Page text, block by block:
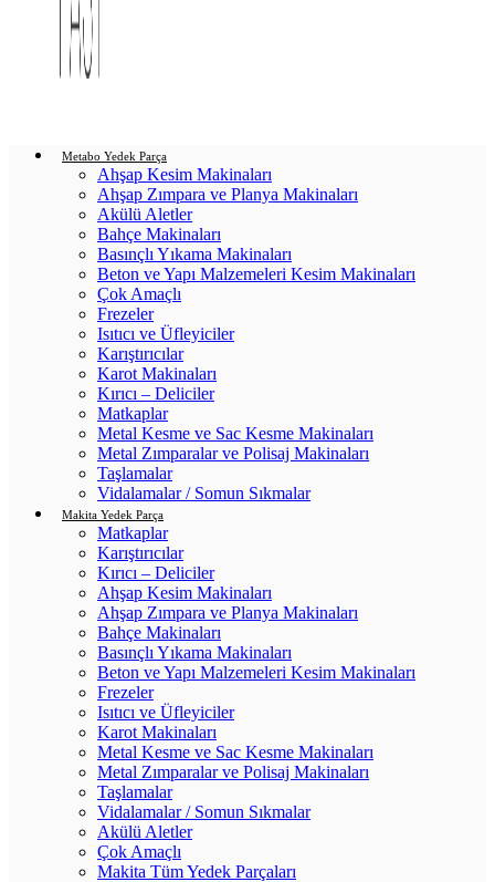
Metabo Yedek Parça
Ahşap Kesim Makinaları
Ahşap Zımpara ve Planya Makinaları
Akülü Aletler
Bahçe Makinaları
Basınçlı Yıkama Makinaları
Beton ve Yapı Malzemeleri Kesim Makinaları
Çok Amaçlı
Frezeler
Isıtıcı ve Üfleyiciler
Karıştırıcılar
Karot Makinaları
Kırıcı – Deliciler
Matkaplar
Metal Kesme ve Sac Kesme Makinaları
Metal Zımparalar ve Polisaj Makinaları
Taşlamalar
Vidalamalar / Somun Sıkmalar
Makita Yedek Parça
Matkaplar
Karıştırıcılar
Kırıcı – Deliciler
Ahşap Kesim Makinaları
Ahşap Zımpara ve Planya Makinaları
Bahçe Makinaları
Basınçlı Yıkama Makinaları
Beton ve Yapı Malzemeleri Kesim Makinaları
Frezeler
Isıtıcı ve Üfleyiciler
Karot Makinaları
Metal Kesme ve Sac Kesme Makinaları
Metal Zımparalar ve Polisaj Makinaları
Taşlamalar
Vidalamalar / Somun Sıkmalar
Akülü Aletler
Çok Amaçlı
Makita Tüm Yedek Parçaları